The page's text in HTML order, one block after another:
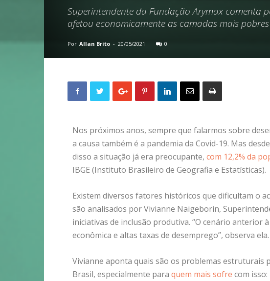
Superintendente da Fundação Arymax comenta
afetou economicamente as camadas mais
Por Allan Brito - 20/05/2021 0
Nos próximos anos, sempre que falarmos sobre
a causa também é a pandemia da Covid-19. Mas
disso a situação já era preocupante, com 12,2% da
IBGE (Instituto Brasileiro de Geografia e Estatísticas).
Existem diversos fatores históricos que dificultam o
são analisados por Vivianne Naigeborin,
iniciativas de inclusão produtiva. “O cenário anterior
econômica e altas taxas de desemprego”, observa ela.
Vivianne aponta quais são os problemas estruturais
Brasil, especialmente para quem mais sofre com